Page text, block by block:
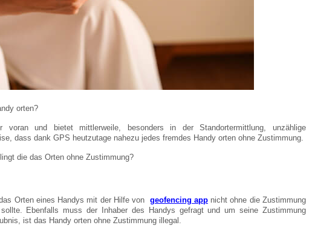
orten?
voran und bietet mittlerweile, besonders in der Standortermittlung, unzählige
dass dank GPS heutzutage nahezu jedes fremdes Handy orten ohne Zustimmung.
die das Orten ohne Zustimmung?
Orten eines Handys mit der Hilfe von geofencing appnicht ohne die Zustimmung
Ebenfalls muss der Inhaber des Handys gefragt und um seine Zustimmung
ist das Handy orten ohne Zustimmung illegal.